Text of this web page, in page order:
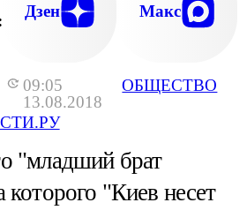
09:05
13.08.2018
ОБЩЕСТВО
Дзен Макс
"младший брат
"Киев несет